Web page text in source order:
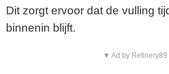
Dit zorgt ervoor dat de vulling
binnenin blijft.
▼ Ad by Refinery89